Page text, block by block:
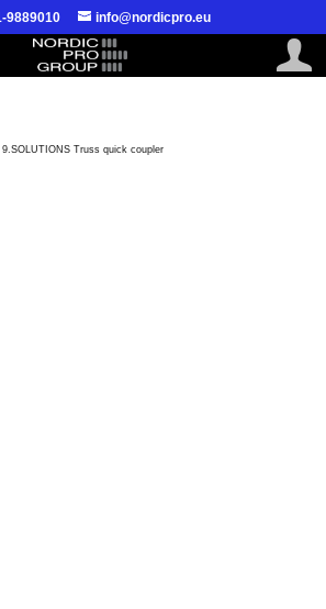
9889010 info@nordicpro.eu
9.SOLUTIONS Truss quick coupler